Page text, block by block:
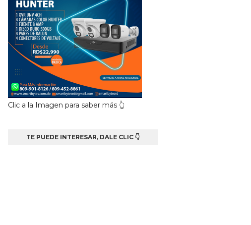
Clic a la Imagen para saber más 👆
TE PUEDE INTERESAR, DALE CLIC 👇